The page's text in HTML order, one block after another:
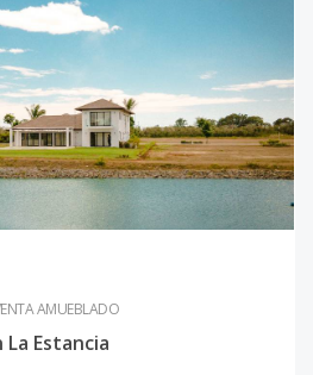
AMUEBLADO
Estancia